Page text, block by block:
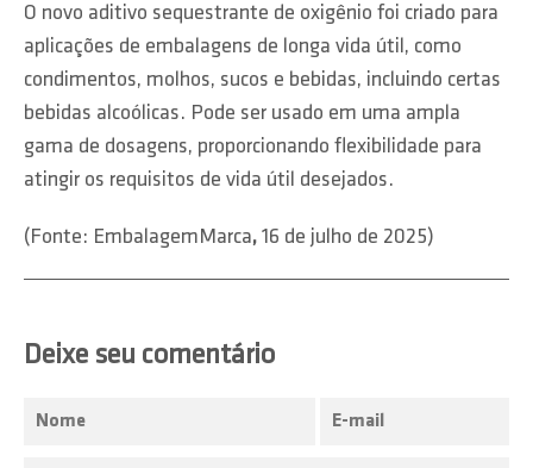
O novo aditivo sequestrante de oxigênio foi criado para
aplicações de embalagens de longa vida útil, como
condimentos, molhos, sucos e bebidas, incluindo certas
bebidas alcoólicas. Pode ser usado em uma ampla
gama de dosagens, proporcionando flexibilidade para
atingir os requisitos de vida útil desejados.
(Fonte: EmbalagemMarca, 16 de julho de 2025)
Deixe seu comentário